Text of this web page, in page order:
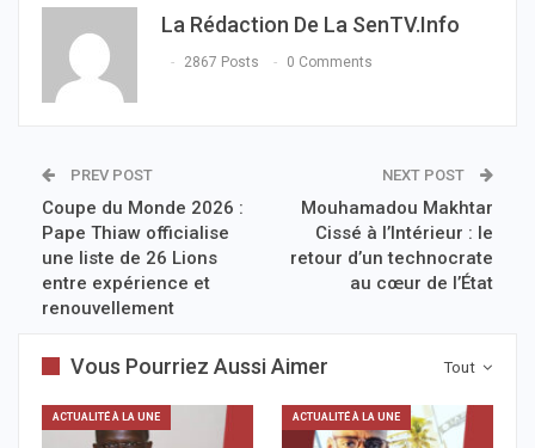
La Rédaction De La SenTV.info
2867 Posts 0 Comments
PREV POST
Coupe du Monde 2026 :
Pape Thiaw officialise
une liste de 26 Lions
entre expérience et
renouvellement
NEXT POST
Mouhamadou Makhtar
Cissé à l’Intérieur : le
retour d’un technocrate
au cœur de l’État
Tout
Vous Pourriez Aussi Aimer
ACTUALITÉ À LA UNE ACTUALITÉ À LA UNE